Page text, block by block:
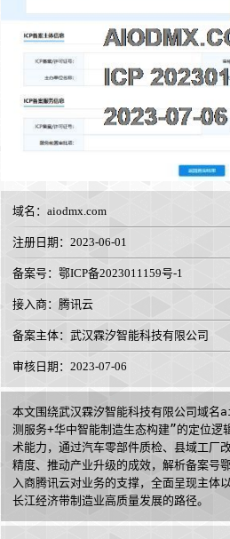
域名： aiodmx.com
注册日期：2023-06-01
备案号：鄂ICP备2023011159号-1
接入商： 腾讯云
备案主体：武汉霖汐智能科技有限公司
审核日期：2023-07-06
本文围绕武汉霖汐智能科技有限公司域
测服务+华中智能制造生态构建”的定位逻
术能力，通过汽车零部件质检、县域工厂
精度、推动产业升级的成效，解析备案
入商腾讯云对业务的支撑，全面呈现主体
长江经济带制造业高质量发展的路径。